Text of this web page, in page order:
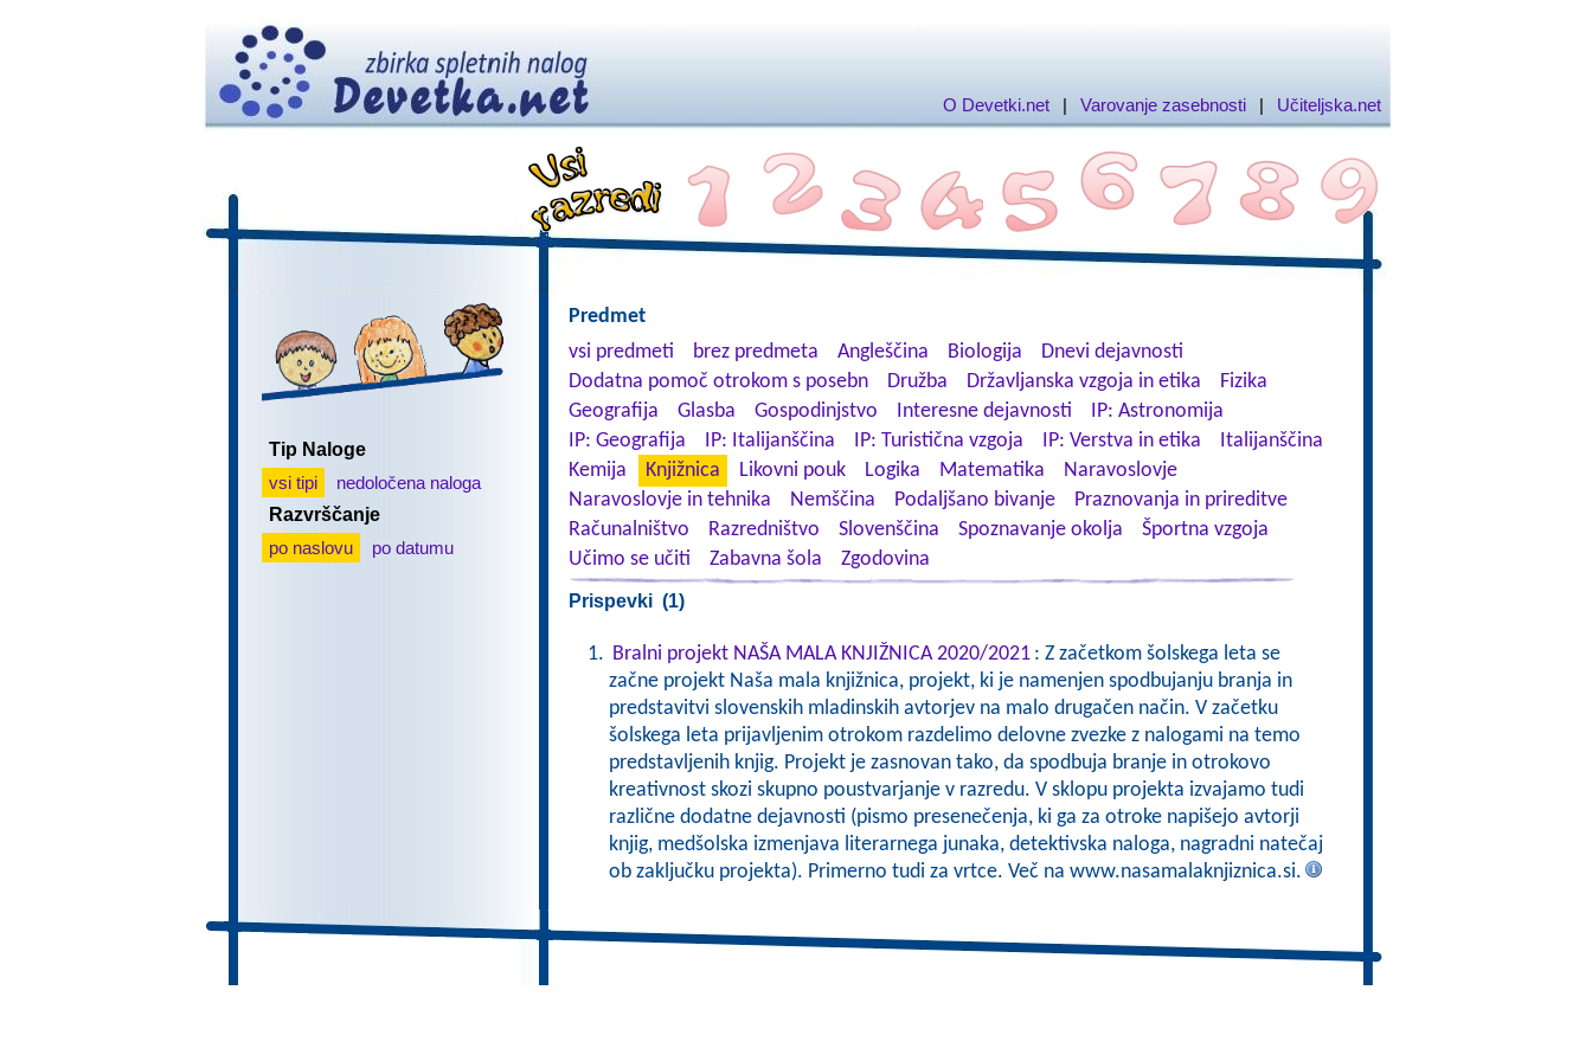
O Devetki.net | Varovanje zasebnosti | Učiteljska.net
Tip Naloge
vsi tipi
nedoločena naloga
Razvrščanje
po naslovu
po datumu
Predmet
vsi predmeti
brez predmeta Angleščina Biologija
Dnevi dejavnosti
Dodatna pomoč otrokom s posebn
Družba Državljanska vzgoja in etika
Fizika
Geografija
Glasba Gospodinjstvo Interesne dejavnosti
IP: Astronomija
IP: Geografija
IP: Italijanščina IP: Turistična vzgoja IP: Verstva in etika
Italijanščina
Kemija
Knjižnica Likovni pouk Logika Matematika
Naravoslovje
Naravoslovje in tehnika
Nemščina Podaljšano bivanje
Praznovanja in prireditve
Računalništvo
Razredništvo Slovenščina Spoznavanje okolja
Športna vzgoja
Učimo se učiti
Zabavna šola Zgodovina
Prispevki (1)
Bralni projekt NAŠA MALA KNJIŽNICA 2020/2021 : Z začetkom šolskega leta se
začne projekt Naša mala knjižnica, projekt, ki je namenjen spodbujanju branja in
predstavitvi slovenskih mladinskih avtorjev na malo drugačen način. V začetku
šolskega leta prijavljenim otrokom razdelimo delovne zvezke z nalogami na temo
predstavljenih knjig. Projekt je zasnovan tako, da spodbuja branje in otrokovo
kreativnost skozi skupno poustvarjanje v razredu. V sklopu projekta izvajamo tudi
različne dodatne dejavnosti (pismo presenečenja, ki ga za otroke napišejo avtorji
knjig, medšolska izmenjava literarnega junaka, detektivska naloga, nagradni natečaj
ob zaključku projekta). Primerno tudi za vrtce. Več na www.nasamalaknjiznica.si.